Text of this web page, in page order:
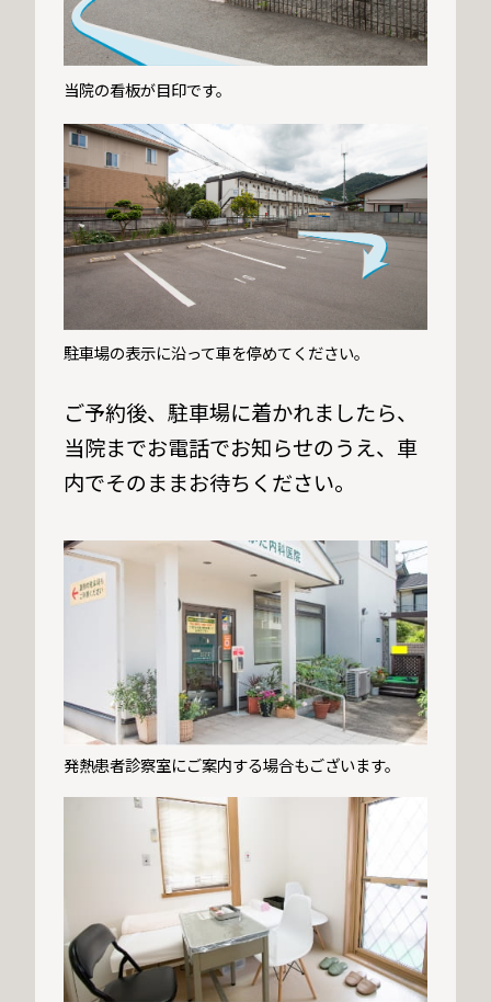
当院の看板が目印です。
駐車場の表示に沿って車を停めてください。
ご予約後、駐車場に着かれましたら、
当院までお電話でお知らせのうえ、車
内でそのままお待ちください。
発熱患者診察室にご案内する場合もございます。